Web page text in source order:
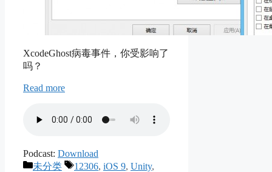
XcodeGhost病毒事件，你受影响了
吗？
Read more
Podcast: Download
Categories
未分类 Tags
12306, iOS 9, Unity,